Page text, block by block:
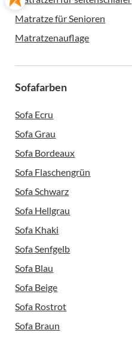
Matratze für Senioren
Matratzenauflage
Sofafarben
Sofa Ecru
Sofa Grau
Sofa Bordeaux
Sofa Flaschengrün
Sofa Schwarz
Sofa Hellgrau
Sofa Khaki
Sofa Senfgelb
Sofa Blau
Sofa Beige
Sofa Rostrot
Sofa Braun